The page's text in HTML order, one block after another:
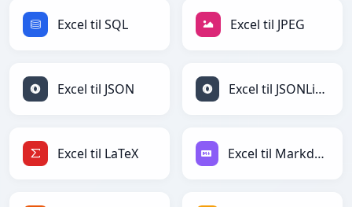
Excel til SQL Excel til JPEG
Excel til JSON Excel til JSONLines
Excel til LaTeX Excel til Markdown